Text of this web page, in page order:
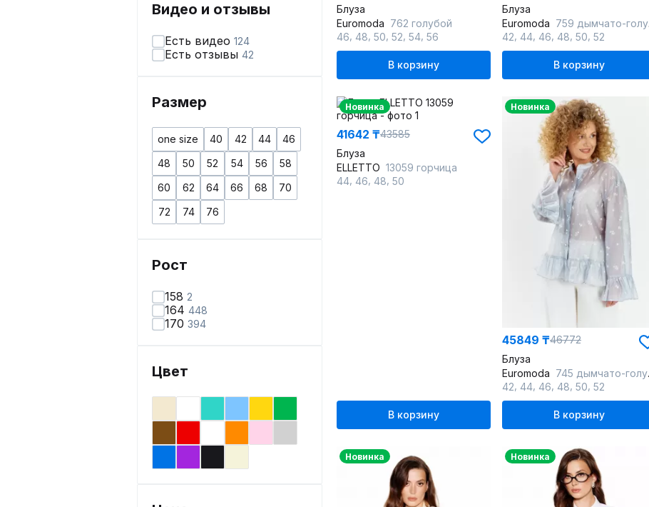
Видео и отзывы
Есть видео 124
Есть отзывы 42
Размер
one size 40 42 44
46
48
50 52 54 56
58
60
62 64 66 68
70
72
74 76
Рост
158 2
164 448
170 394
Цвет
Блуза
Euromoda 762 голубой
46 48 50 52 54 56
В корзину
Блуза
Euromoda 759 дымчато-голубой
42 44 46 48 50 52
В корзину
Новинка
41642 ₸43585
Блуза
ELLETTO 13059 горчица
44 46 48 50
В корзину
Новинка
45849 ₸46772
Блуза
Euromoda 745 дымчато-голубой
42 44 46 48 50 52
В корзину
Новинка Новинка